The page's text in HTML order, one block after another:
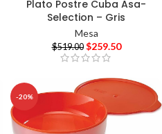
Plato Postre Cuba Asa-
Selection – Gris
Mesa
$519.00 $259.50
-20%